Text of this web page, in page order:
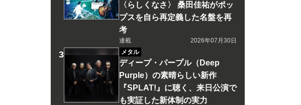
〈らしくなさ〉 桑田佳祐がポッ
プスを自ら再定義した名盤を再
考
連載
2026年07月30日
メタル
ディープ・パープル（Deep
Purple）の素晴らしい新作
『SPLAT!』に聴く、来日公演で
も実証した新体制の実力